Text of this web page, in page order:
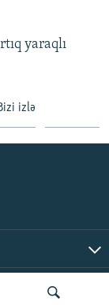
yaraqlı
izlə
hüquqlar qorunur